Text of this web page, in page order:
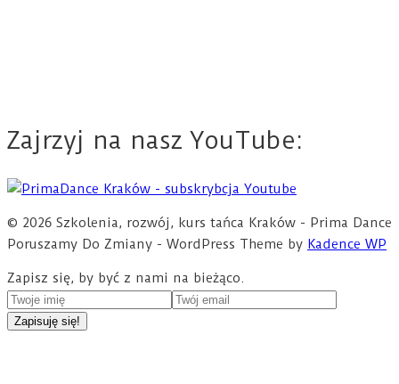
Zajrzyj na nasz YouTube:
© 2026 Szkolenia, rozwój, kurs tańca Kraków - Prima Dance
Poruszamy Do Zmiany - WordPress Theme by Kadence WP
Zapisz się, by być z nami na bieżąco.